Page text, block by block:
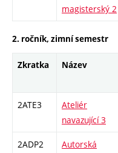
magisterský 2
2. ročník, zimní semestr
Zkratka Název
2ATE3
Ateliér
navazující 3
2ADP2
Autorská